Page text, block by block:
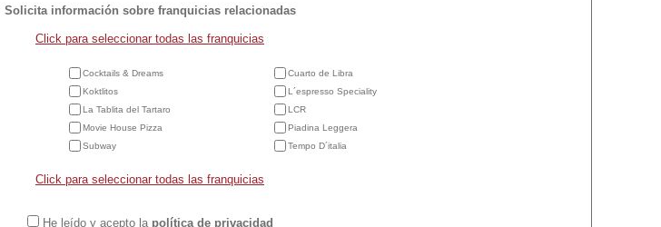
Solicita información sobre franquicias relacionadas
Click para seleccionar todas las franquicias
Cocktails & Dreams
Cuarto de Libra
Koktlitos
L´espresso Speciality
La Tablita del Tartaro
LCR
Movie House Pizza
Piadina Leggera
Subway Tempo D´italia
Click para seleccionar todas las franquicias
He leído y acepto la política de privacidad